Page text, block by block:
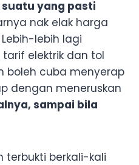
yang pasti
nak elak harga
lebih lagi
elektrik dan tol
boleh cuba menyerap
dengan meneruskan
sampai bila
terbukti berkali-kali